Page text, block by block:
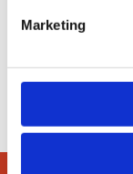
Marketing
Kleine
ca. 5,5 cm